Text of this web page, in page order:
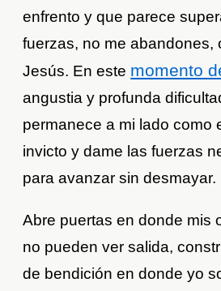
enfrento y que parece
fuerzas, no me abandones,
Jesús. En este momento
angustia y profunda
permanece a mi lado como
invicto y dame las fuerzas
para avanzar sin desmayar.
Abre puertas en donde mis
no pueden ver salida,
de bendición en donde yo